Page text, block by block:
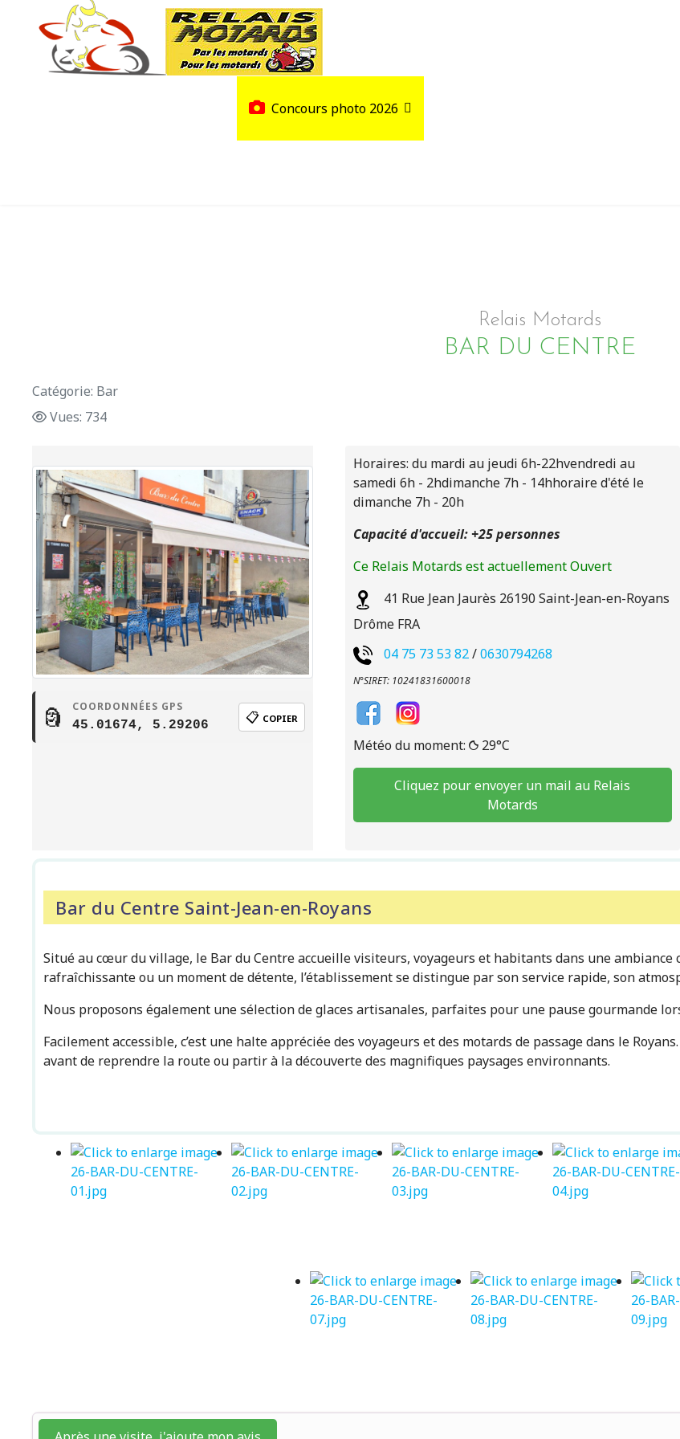
Concours photo 2026
Relais Motards
BAR DU CENTRE
Catégorie: Bar
Vues: 734
🗿 COORDONNÉES GPS
45.01674, 5.29206 📋 COPIER
Horaires: du mardi au jeudi 6h-22hvendredi au
samedi 6h - 2hdimanche 7h - 14hhoraire d'été le
dimanche 7h - 20h
Capacité d'accueil: +25 personnes
Ce Relais Motards est actuellement Ouvert
41 Rue Jean Jaurès 26190 Saint-Jean-en-Royans
Drôme FRA
04 75 73 53 82/0630794268
N°SIRET: 10241831600018
Météo du moment: 29°C
Cliquez pour envoyer un mail au Relais
Motards
Bar du Centre Saint-Jean-en-Royans
Situé au cœur du village, le Bar du Centre accueille visiteurs, voyageurs et habitants dans une
rafraîchissante ou un moment de détente, l’établissement se distingue par son service rapide, son
Nous proposons également une sélection de glaces artisanales, parfaites pour une pause gourmande
Facilement accessible, c’est une halte appréciée des voyageurs et des motards de passage dans le
avant de reprendre la route ou partir à la découverte des magnifiques paysages environnants.